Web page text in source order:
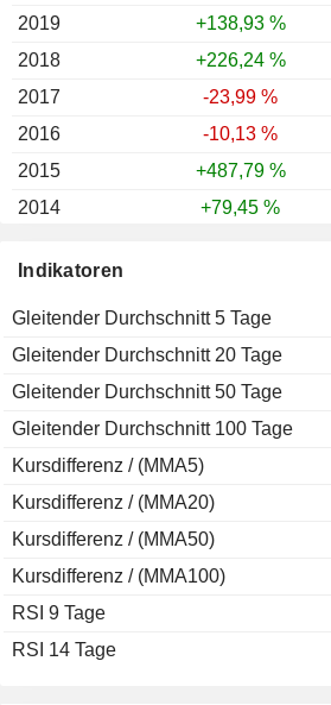
Indikatoren
Gleitender Durchschnitt 5 Tage
Gleitender Durchschnitt 20 Tage
Gleitender Durchschnitt 50 Tage
Gleitender Durchschnitt 100 Tage
Kursdifferenz / (MMA5)
Kursdifferenz / (MMA20)
Kursdifferenz / (MMA50)
Kursdifferenz / (MMA100)
RSI 9 Tage
RSI 14 Tage
2019
+138,93 %
2018
+226,24 %
2017
-23,99 %
2016
-10,13 %
2015
+487,79 %
2014
+79,45 %
2012
2011
-20,54 %
2010
-31,71 %
2009
-28,70 %
2008
-52,28 %
2007
+47,85 %
2006
-25,91 %